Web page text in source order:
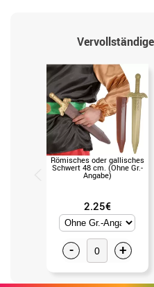
Römisches oder gallisches
Schwert 48 cm. (Ohne Gr.-
Angabe)
2.25€
- +